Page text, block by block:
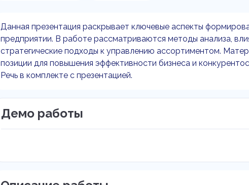
Данная презентация раскрывает ключевые аспекты
предприятии. В работе рассматриваются методы анализа,
стратегические подходы к управлению ассортиментом.
позиции для повышения эффективности бизнеса и
Речь в комплекте с презентацией.
Демо работы